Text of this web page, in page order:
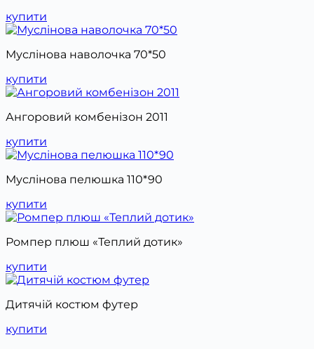
купити
Муслінова наволочка 70*50
купити
Ангоровий комбенізон 2011
купити
Муслінова пелюшка 110*90
купити
Ромпер плюш «Теплий дотик»
купити
Дитячій костюм футер
купити